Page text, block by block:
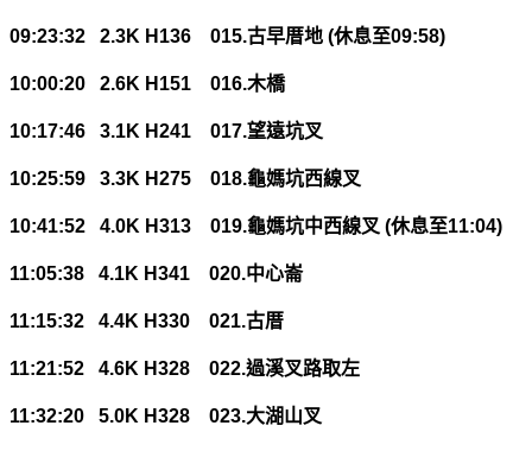
09:23:32 2.3K H136 015.古早厝地 (休息至09:58)
10:00:20 2.6K H151 016.木橋
10:17:46 3.1K H241 017.望遠坑叉
10:25:59 3.3K H275 018.龜媽坑西線叉
10:41:52 4.0K H313 019.龜媽坑中西線叉 (休息至11:04)
11:05:38 4.1K H341 020.中心崙
11:15:32 4.4K H330 021.古厝
11:21:52 4.6K H328 022.過溪叉路取左
11:32:20 5.0K H328 023.大湖山叉